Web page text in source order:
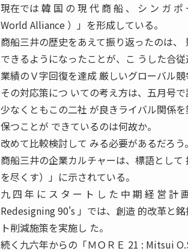
現在では 韓 国 の 現 代 商 船 、 シ ン ガ
World Alliance ）」を形成している。
商船三井の歴史をあえて振り返ったのは
できるようになったことが、こ うした合
業績のＶ字回復を達成 厳しいグローバル
その対応策につ いての考え方は、五月号
少なくともこの二社 が良きライバル関係
保つことが できているのは何故か。
改めて比較検討して みる必要があるだろう。
商船三井の企業カルチャーは、標語とし
を尽くす）」に示されている。
九 四 年 に ス タ ー ト し た 中 期 経 営 計
Redesigning 90's 」では、創造 的改革と
ト削減施策を実施し た。
続く九六年からの「ＭＯＲＥ 21 : Mitsui